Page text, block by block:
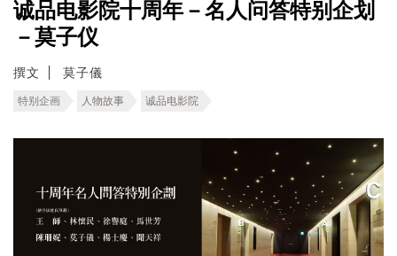
诚品电影院十周年－名人问答特别企划
－莫子仪
撰文 莫子儀
特别企画 人物故事 诚品电影院